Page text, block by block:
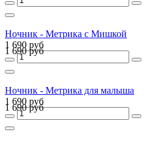
Ночник - Метрика с Мишкой
1 690 руб
1 690 руб
Ночник - Метрика для малыша
1 690 руб
1 690 руб